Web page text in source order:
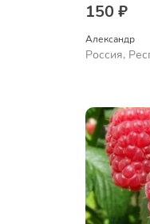
150 ₽
Александр
Россия,